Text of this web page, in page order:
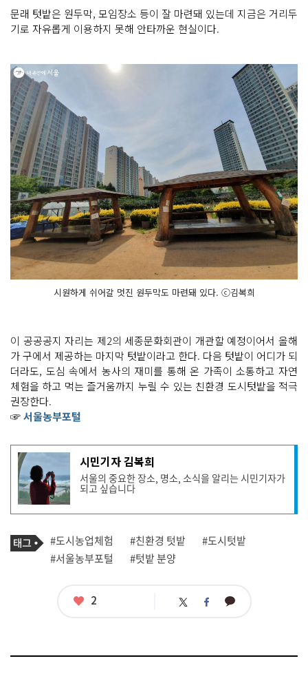
문래 텃밭은 원두막, 모임장소 등이 잘 마련돼 있는데 지금은 거리두
기로 자유롭게 이용하지 못해 안타까운 현실이다.
시원하게 쉬어갈 멋진 원두막도 마련돼 있다. ⓒ김복희
이 공공공지 자리는 제2의 세종문화회관이 개관할 예정이어서 올해
가 구에서 제공하는 마지막 텃밭이라고 한다. 다음 텃밭이 어디가 되
더라도, 도심 속에서 농사의 재미를 통해 온 가족이 소통하고 자연
체험을 하고 먹는 즐거움까지 누릴 수 있는 친환경 도시텃밭을 적극
권장한다.
☞서울농부포털
기
사
작
성
자
프
필
시민기자 김복희
서울의 중요한 장소, 명소, 소식을 알리는 시민기자가
되고 싶습니다
기
사
관
련
태
그
#도시농업체험 #친환경 텃밭
#도시텃밭
#서울농부포털
#텃밭 분양
좋
2 트 페 카